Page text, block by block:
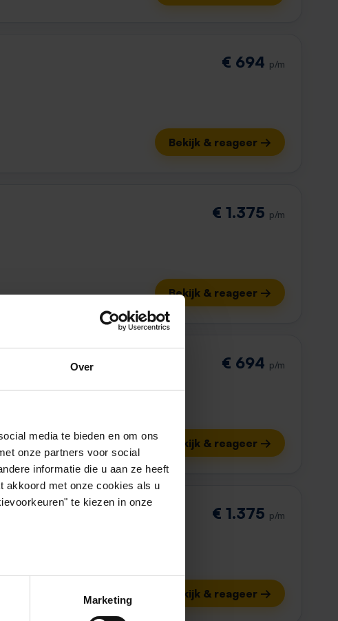
Over
media te bieden en om ons
onze partners voor social
informatie die u aan ze heeft
akkoord met onze cookies als u
te kiezen in onze
Marketing
€ 694 p/m
Bekijk & reageer →
€ 1.375 p/m
Bekijk & reageer →
€ 694 p/m
Bekijk & reageer →
€ 1.375 p/m
Bekijk & reageer →